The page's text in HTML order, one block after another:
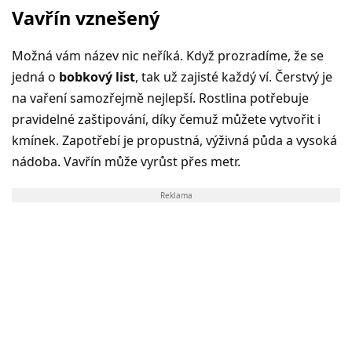
Vavřín vznešený
Možná vám název nic neříká. Když prozradíme, že se
jedná o bobkový list, tak už zajisté každý ví. Čerstvý je
na vaření samozřejmě nejlepší. Rostlina potřebuje
pravidelné zaštipování, díky čemuž můžete vytvořit i
kmínek. Zapotřebí je propustná, výživná půda a vysoká
nádoba. Vavřín může vyrůst přes metr.
Reklama